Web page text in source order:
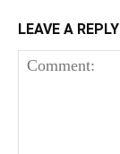
LEAVE A REPLY